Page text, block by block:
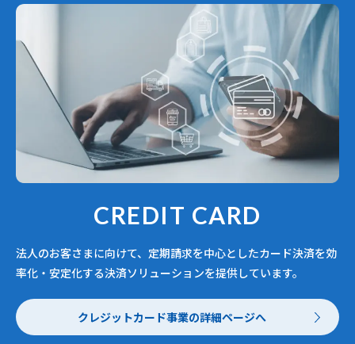
CREDIT CARD
法人のお客さまに向けて、定期請求を中心としたカード決済を効
率化・安定化する決済ソリューションを提供しています。
クレジットカード事業の詳細ページへ